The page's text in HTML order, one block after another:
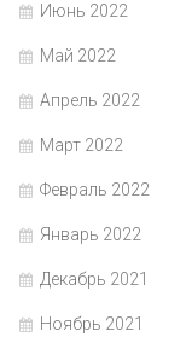
Июнь 2022
Май 2022
Апрель 2022
Март 2022
Февраль 2022
Январь 2022
Декабрь 2021
Ноябрь 2021